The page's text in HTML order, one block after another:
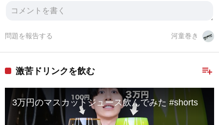
河童巻き
問題を報告する
playlist_add
激苦ドリンクを飲む
3万円のマスカットジュース飲んでみた #shorts